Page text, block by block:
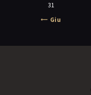
31
« Giu